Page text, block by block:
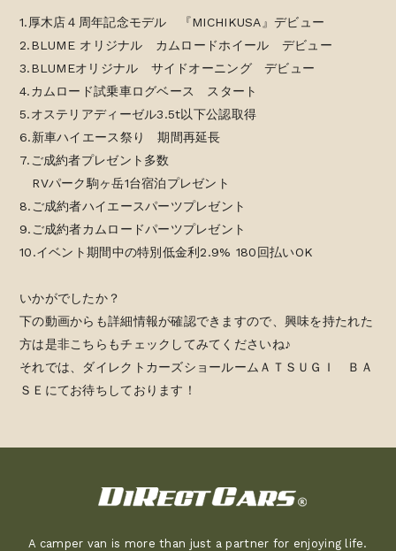
1.厚木店４周年記念モデル 『MICHIKUSA』デビュー
2.BLUME オリジナル カムロードホイール デビュー
3.BLUMEオリジナル サイドオーニング デビュー
4.カムロード試乗車ログベース スタート
5.オステリアディーゼル3.5t以下公認取得
6.新車ハイエース祭り 期間再延長
7.ご成約者プレゼント多数
RVパーク駒ヶ岳1台宿泊プレゼント
8.ご成約者ハイエースパーツプレゼント
9.ご成約者カムロードパーツプレゼント
10.イベント期間中の特別低金利2.9% 180回払いOK
いかがでしたか？
下の動画からも詳細情報が確認できますので、興味を持たれた
方は是非こちらもチェックしてみてくださいね♪
それでは、ダイレクトカーズショールームＡＴＳＵＧＩ ＢＡ
ＳＥにてお待ちしております！
A camper van is more than just a partner for enjoying life.